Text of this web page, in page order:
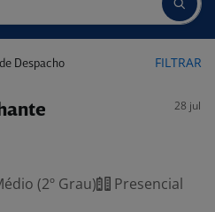
Despacho FILTRAR
28 jul
(2º Grau) Presencial